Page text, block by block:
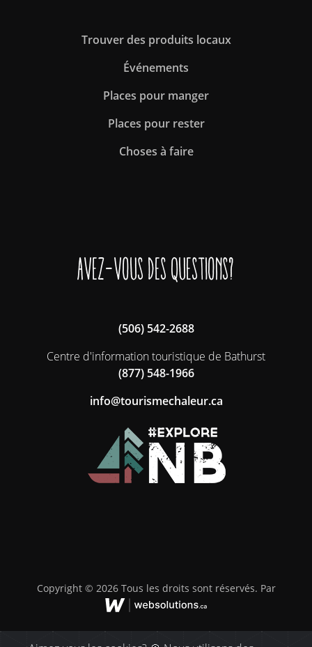
Trouver des produits locaux
Événements
Places pour manger
Places pour rester
Choses à faire
Avez-vous des questions?
(506) 542-2688
Centre d'information touristique de Bathurst
(877) 548-1966
ac.ruelahcemsiruot@ofni
Copyright © 2026 Tous les droits sont réservés. Par